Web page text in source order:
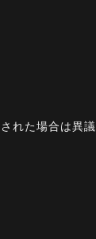
れた場合は異